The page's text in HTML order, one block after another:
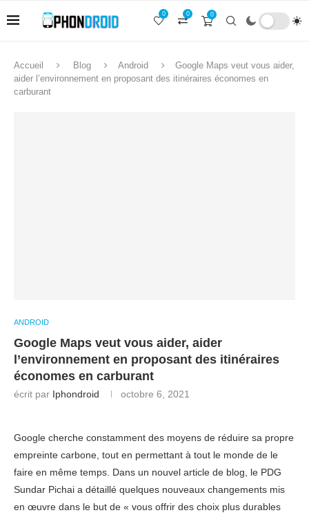
0
0
0
Accueil Blog Android
Google Maps veut vous aider,
aider l’environnement en proposant des itinéraires économes en
carburant
ANDROID
Google Maps veut vous aider, aider
l’environnement en proposant des itinéraires
économes en carburant
écrit par Iphondroid octobre 6, 2021
Google cherche constamment des moyens de réduire sa propre
empreinte carbone, tout en permettant à tout le monde de le
faire en même temps. Dans un nouvel article de blog, le PDG
Sundar Pichai a détaillé quelques nouveaux changements mis
en œuvre dans le but de « vous offrir des choix plus durables